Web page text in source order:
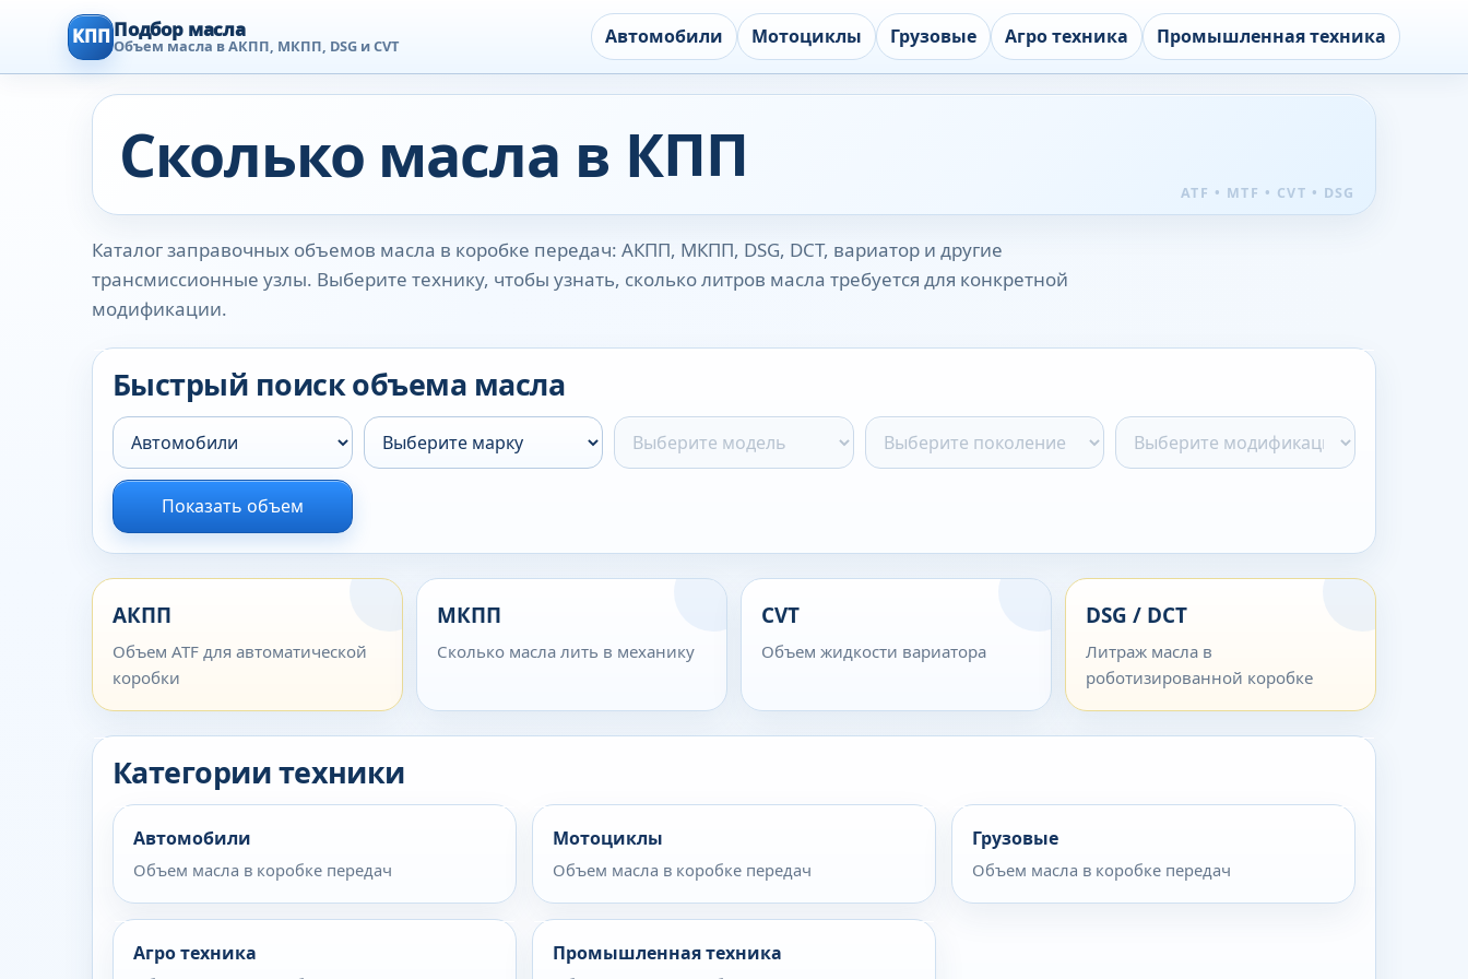
КПП Подбор масла
Объем масла в АКПП, МКПП, DSG и CVT Автомобили Мотоциклы Грузовые Агро техника Промышленная техника
Сколько масла в КПП
Каталог заправочных объемов масла в коробке передач: АКПП, МКПП, DSG, DCT, вариатор и другие
трансмиссионные узлы. Выберите технику, чтобы узнать, сколько литров масла требуется для конкретной
модификации.
Быстрый поиск объема масла
Показать объем
АКПП
Объем ATF для автоматической
коробки
МКПП
Сколько масла лить в механику
CVT
Объем жидкости вариатора
DSG / DCT
Литраж масла в
роботизированной коробке
Категории техники
Автомобили
Объем масла в коробке передач
Мотоциклы
Объем масла в коробке передач
Грузовые
Объем масла в коробке передач
Агро техника Промышленная техника